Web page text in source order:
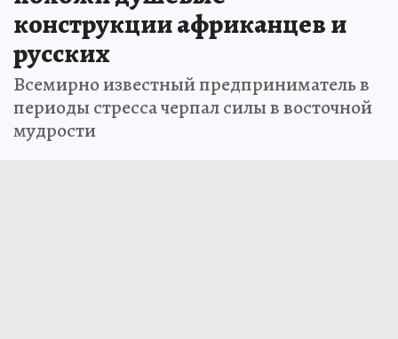
конструкции африканцев и
русских
Всемирно известный предприниматель в
периоды стресса черпал силы в восточной
мудрости